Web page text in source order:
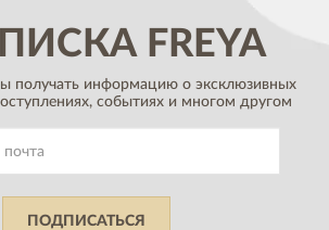
FREYA
получать информацию о эксклюзивных
событиях и многом другом
ПОДПИСАТЬСЯ